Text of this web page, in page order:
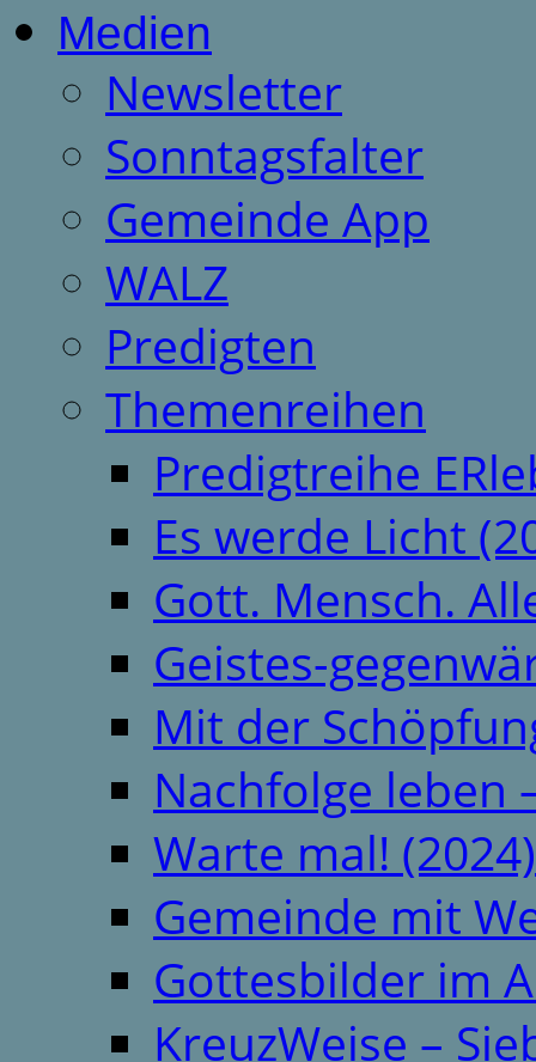
Medien
Newsletter
Sonntagsfalter
Gemeinde App
WALZ
Predigten
Themenreihen
Predigtreihe
Es werde Licht
Gott. Mensch.
Geistes-
Mit der
Nachfolge leben
Warte mal! (2024)
Gemeinde mit
Gottesbilder im
KreuzWeise –